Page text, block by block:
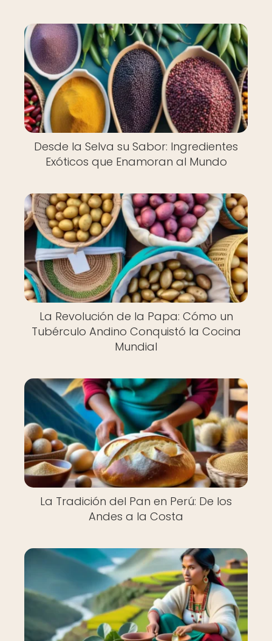
Desde la Selva su Sabor: Ingredientes
Exóticos que Enamoran al Mundo
La Revolución de la Papa: Cómo un
Tubérculo Andino Conquistó la Cocina
Mundial
La Tradición del Pan en Perú: De los
Andes a la Costa